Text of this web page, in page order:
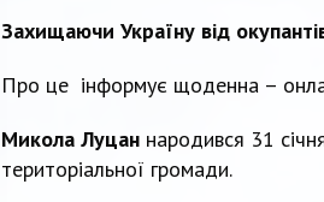
Захищаючи Україну від
Про це інформує щоденна –
Микола Луцан народився 31
територіальної громади.